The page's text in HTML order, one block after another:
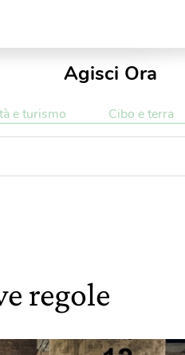
Agisci Ora
e turismo Cibo e terra
regole